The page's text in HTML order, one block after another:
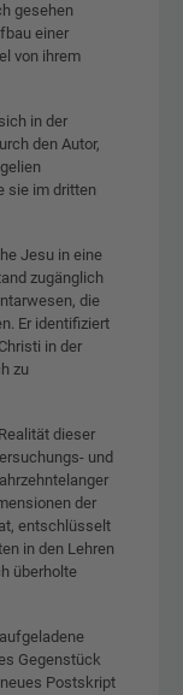
gesehen
einer
von ihrem
in der
den Autor,
sie im dritten
Jesu in eine
zugänglich
die
Er identifiziert
in der
zu
dieser
und
der
entschlüsselt
in den Lehren
überholte
Gegenstück
Postskript